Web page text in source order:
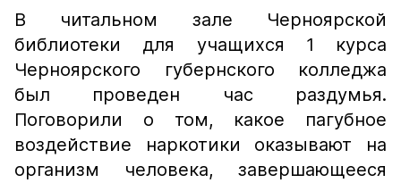
В читальном зале Черноярской
библиотеки для учащихся 1 курса
Черноярского губернского колледжа
был проведен час раздумья.
Поговорили о том, какое пагубное
воздействие наркотики оказывают на
организм человека, завершающееся